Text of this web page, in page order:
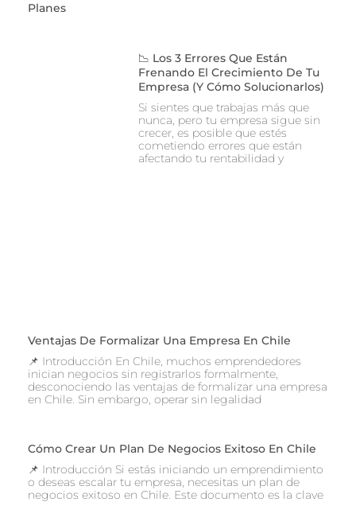
Planes
📉 Los 3 Errores Que Están
Frenando El Crecimiento De Tu
Empresa (y Cómo Solucionarlos)
Si sientes que trabajas más que
nunca, pero tu empresa sigue sin
crecer, es posible que estés
cometiendo errores que están
afectando tu rentabilidad y
Ventajas De Formalizar Una Empresa En Chile
📌 Introducción En Chile, muchos emprendedores
inician negocios sin registrarlos formalmente,
desconociendo las ventajas de formalizar una empresa
en Chile. Sin embargo, operar sin legalidad
Cómo Crear Un Plan De Negocios Exitoso En Chile
📌 Introducción Si estás iniciando un emprendimiento
o deseas escalar tu empresa, necesitas un plan de
negocios exitoso en Chile. Este documento es la clave